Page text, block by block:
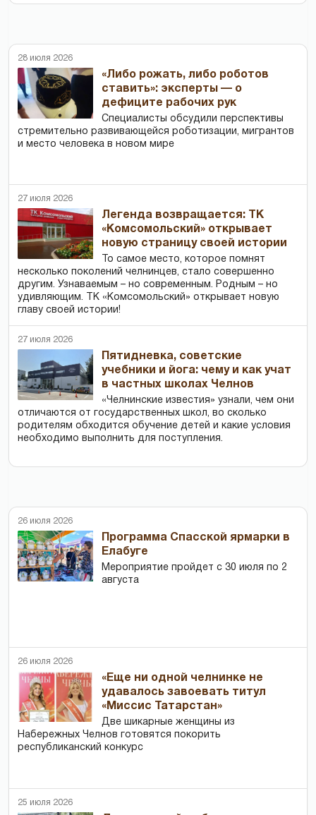
28 июля 2026
«Либо рожать, либо роботов
ставить»: эксперты — о
дефиците рабочих рук
Специалисты обсудили перспективы
стремительно развивающейся роботизации, мигрантов
и место человека в новом мире
27 июля 2026
Легенда возвращается: ТК
«Комсомольский» открывает
новую страницу своей истории
То самое место, которое помнят
несколько поколений челнинцев, стало совершенно
другим. Узнаваемым – но современным. Родным – но
удивляющим. ТК «Комсомольский» открывает новую
главу своей истории!
27 июля 2026
Пятидневка, советские
учебники и йога: чему и как учат
в частных школах Челнов
«Челнинские известия» узнали, чем они
отличаются от государственных школ, во сколько
родителям обходится обучение детей и какие условия
необходимо выполнить для поступления.
26 июля 2026
Программа Спасской ярмарки в
Елабуге
Мероприятие пройдет с 30 июля по 2
августа
26 июля 2026
«Еще ни одной челнинке не
удавалось завоевать титул
«Миссис Татарстан»
Две шикарные женщины из
Набережных Челнов готовятся покорить
республиканский конкурс
25 июля 2026